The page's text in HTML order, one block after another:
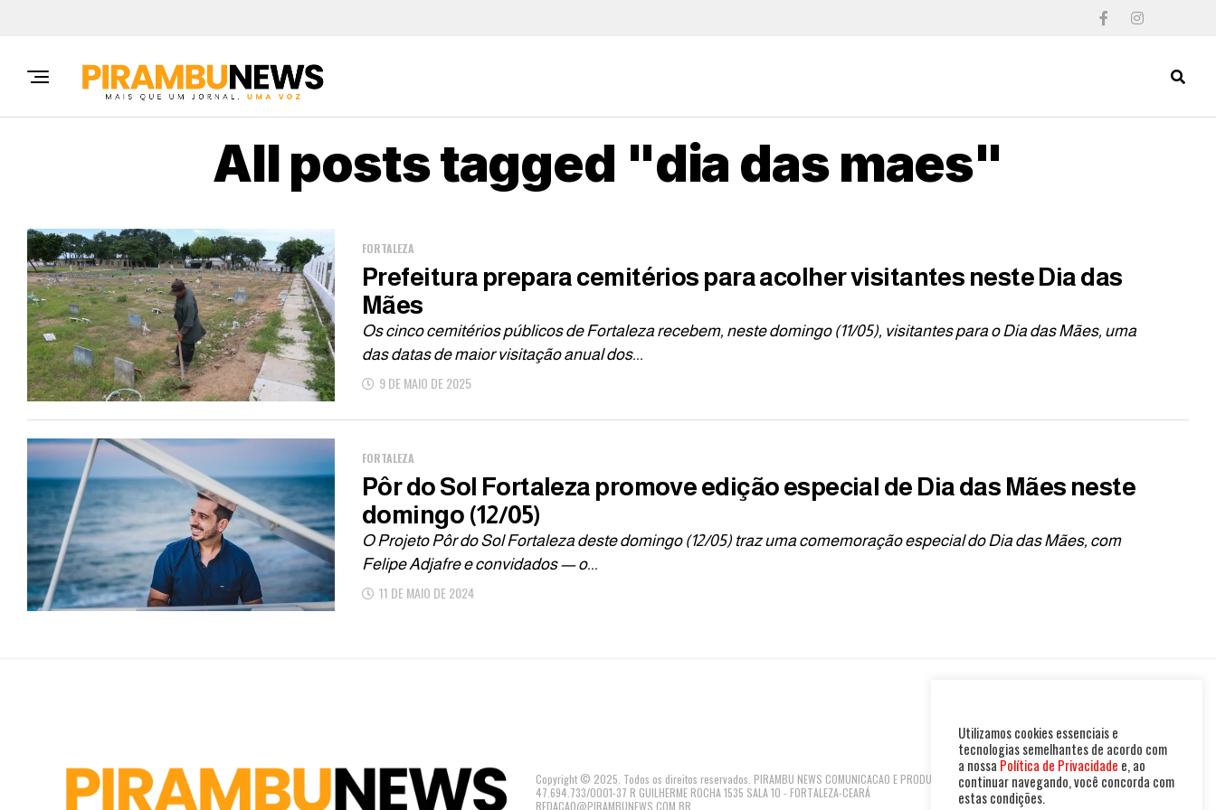
All posts tagged "dia das maes"
FORTALEZA
Prefeitura prepara cemitérios para acolher visitantes neste Dia das
Mães
Os cinco cemitérios públicos de Fortaleza recebem, neste domingo (11/05), visitantes para o Dia das Mães, uma
das datas de maior visitação anual dos...
9 DE MAIO DE 2025
FORTALEZA
Pôr do Sol Fortaleza promove edição especial de Dia das Mães neste
domingo (12/05)
O Projeto Pôr do Sol Fortaleza deste domingo (12/05) traz uma comemoração especial do Dia das Mães, com
Felipe Adjafre e convidados — o...
11 DE MAIO DE 2024
Copyright © 2025. Todos os direitos reservados. PIRAMBU NEWS COMUNICACAO E PRODUTOS LTDA | CNPJ:
47.694.733/0001-37 R GUILHERME ROCHA 1535 SALA 10 - FORTALEZA-CEARÁ
REDACAO@PIRAMBUNEWS.COM.BR
Utilizamos cookies essenciais e
tecnologias semelhantes de acordo com
a nossa Política de Privacidade e, ao
continuar navegando, você concorda com
estas condições.